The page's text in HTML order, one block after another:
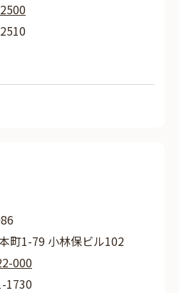
町1-79 小林保ビル102
000
1730